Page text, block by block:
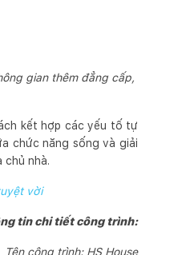
gian thêm đẳng cấp,
kết hợp các yếu tố tự
chức năng sống và giải
chủ nhà.
vời
tin chi tiết công trình:
Tên công trình: HS House